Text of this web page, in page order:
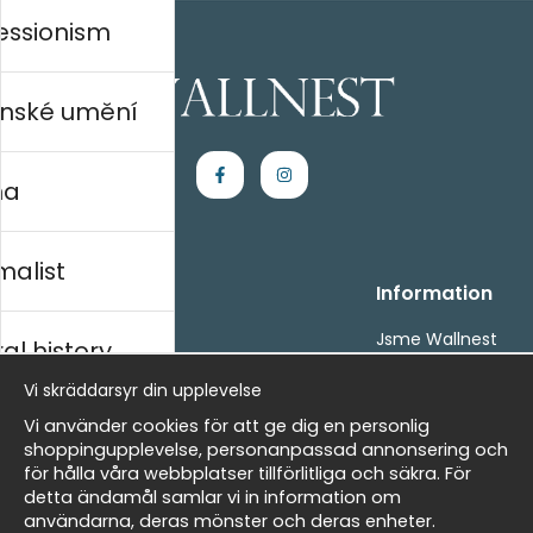
Kontakta oss
- Returer och återbetalningar
- Leverans - enkelt, snabbt &amp; gratis
Om cookies
Mina favoriter
Information
Jsme Wallnest
Newsletter
umění
history
Vi skräddarsyr din upplevelse
Vi använder cookies för att ge dig en personlig
shoppingupplevelse, personanpassad annonsering och
för hålla våra webbplatser tillförlitliga och säkra. För
detta ändamål samlar vi in information om
användarna, deras mönster och deras enheter.